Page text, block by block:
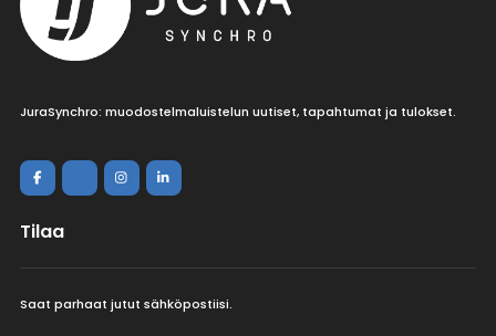
JuraSynchro: muodostelmaluistelun uutiset, tapahtumat ja tulokset.
Tilaa
Saat parhaat jutut sähköpostiisi.